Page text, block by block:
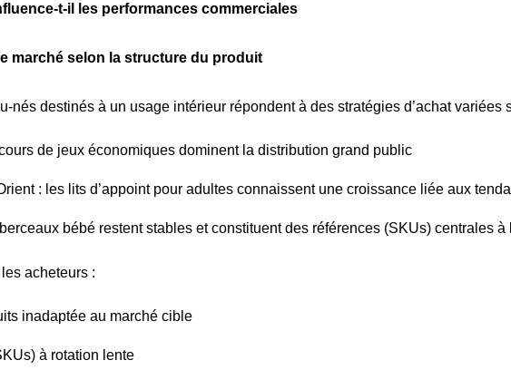
t-il les performances commerciales
marché selon la structure du produit
nés destinés à un usage intérieur répondent à des stratégies d’achat variées
de jeux économiques dominent la distribution grand public
: les lits d’appoint pour adultes connaissent une croissance liée aux
bébé restent stables et constituent des références (SKUs) centrales à
acheteurs :
inadaptée au marché cible
à rotation lente